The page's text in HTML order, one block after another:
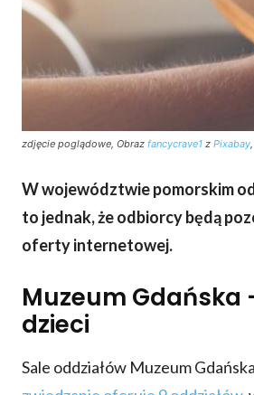
zdjęcie poglądowe, Obraz fancycrave1 z Pixabay
W województwie pomorskim
to jednak, że odbiorcy będą
oferty internetowej.
Muzeum Gdańska
dzieci
Sale oddziałów Muzeum